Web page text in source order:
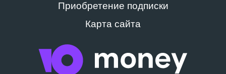
Приобретение подписки
Карта сайта